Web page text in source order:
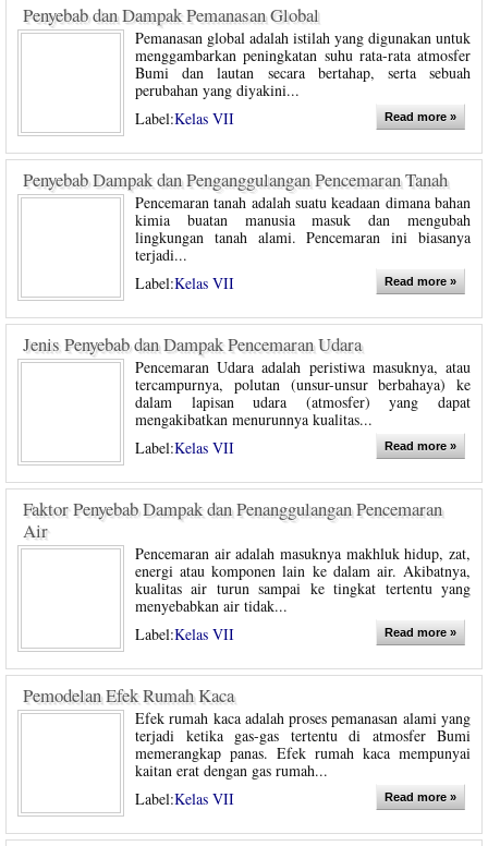
Penyebab dan Dampak Pemanasan Global
Pemanasan global adalah istilah yang digunakan untuk
menggambarkan peningkatan suhu rata-rata atmosfer
Bumi dan lautan secara bertahap, serta sebuah
perubahan yang diyakini...
Label:Kelas VII Read more »
Penyebab Dampak dan Penganggulangan Pencemaran Tanah
Pencemaran tanah adalah suatu keadaan dimana bahan
kimia buatan manusia masuk dan mengubah
lingkungan tanah alami. Pencemaran ini biasanya
terjadi...
Label:Kelas VII Read more »
Jenis Penyebab dan Dampak Pencemaran Udara
Pencemaran Udara adalah peristiwa masuknya, atau
tercampurnya, polutan (unsur-unsur berbahaya) ke
dalam lapisan udara (atmosfer) yang dapat
mengakibatkan menurunnya kualitas...
Label:Kelas VII Read more »
Faktor Penyebab Dampak dan Penanggulangan Pencemaran
Air
Pencemaran air adalah masuknya makhluk hidup, zat,
energi atau komponen lain ke dalam air. Akibatnya,
kualitas air turun sampai ke tingkat tertentu yang
menyebabkan air tidak...
Label:Kelas VII Read more »
Pemodelan Efek Rumah Kaca
Efek rumah kaca adalah proses pemanasan alami yang
terjadi ketika gas-gas tertentu di atmosfer Bumi
memerangkap panas. Efek rumah kaca mempunyai
kaitan erat dengan gas rumah...
Label:Kelas VII Read more »